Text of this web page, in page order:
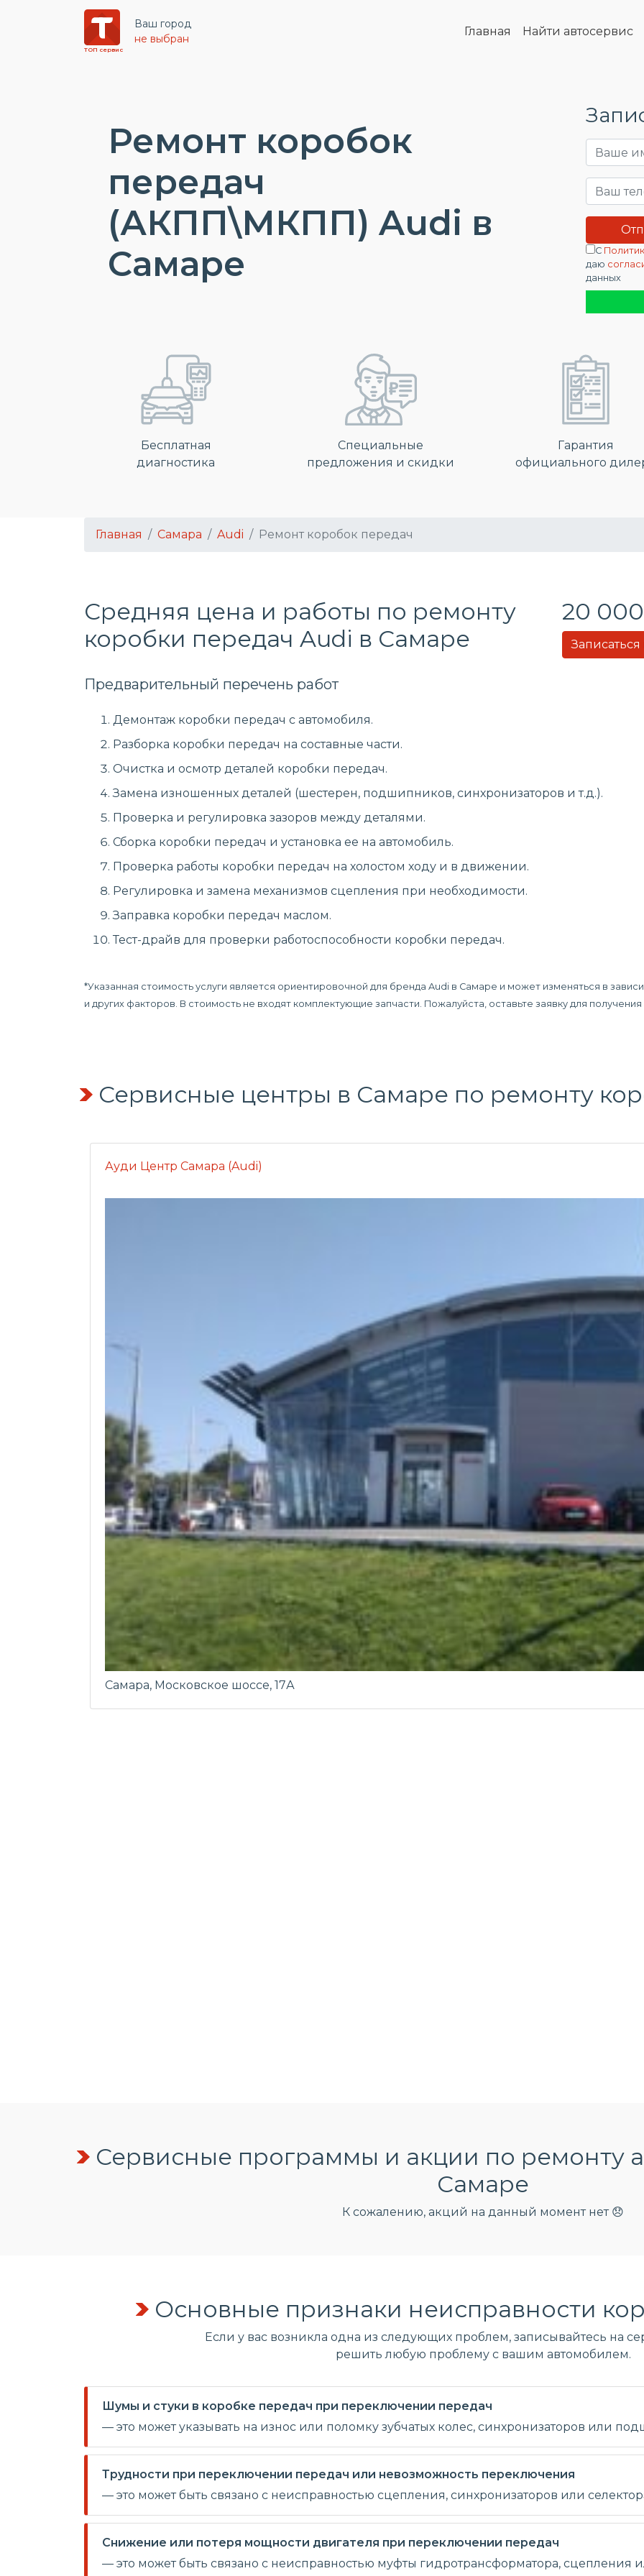
ТОП сервис
Ваш город
не выбран
Главная Найти автосервис
Ремонт коробок
передач
(АКПП\МКПП) Audi в
Самаре
С
даю
данных
Бесплатная
диагностика
Специальные
предложения и скидки
Гарантия
официального
Главная Самара Audi Ремонт коробок передач
Средняя цена и работы по ремонту
коробки передач Audi в Самаре
20
Предварительный перечень работ
Демонтаж коробки передач с автомобиля.
Разборка коробки передач на составные части.
Очистка и осмотр деталей коробки передач.
Замена изношенных деталей (шестерен, подшипников, синхронизаторов и т.д.).
Проверка и регулировка зазоров между деталями.
Сборка коробки передач и установка ее на автомобиль.
Проверка работы коробки передач на холостом ходу и в движении.
Регулировка и замена механизмов сцепления при необходимости.
Заправка коробки передач маслом.
Тест-драйв для проверки работоспособности коробки передач.
*Указанная стоимость услуги является ориентировочной для бренда Audi в Самаре и может изменяться в
и других факторов. В стоимость не входят комплектующие запчасти. Пожалуйста, оставьте заявку для
Сервисные центры в Самаре по ремонту
Ауди Центр Самара (Audi)
Самара, Московское шоссе, 17А
Сервисные программы и акции по ремонту
Самаре
К сожалению, акций на данный момент нет 😞
Основные признаки неисправности
Если у вас возникла одна из следующих проблем, записывайтесь на
решить любую проблему с вашим автомобилем.
Шумы и стуки в коробке передач при переключении передач
— это может указывать на износ или поломку зубчатых колес, синхронизаторов или
Трудности при переключении передач или невозможность переключения
— это может быть связано с неисправностью сцепления, синхронизаторов или
Снижение или потеря мощности двигателя при переключении передач
— это может быть связано с неисправностью муфты гидротрансформатора, сцепления